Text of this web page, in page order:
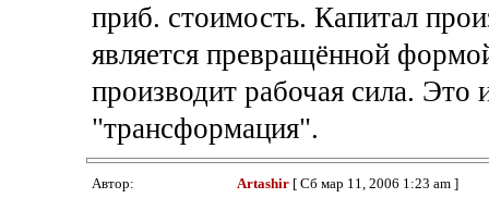
приб. стоимость. Капитал
является превращённой
производит рабочая сила. Это
"трансформация".
Автор: Artashir[ Сб мар 11, 2006 1:23 am ]